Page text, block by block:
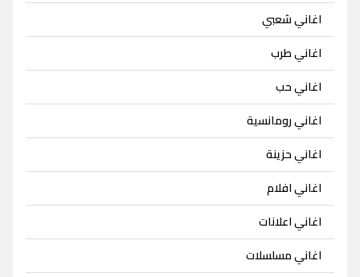
اغاني شعبي
اغاني طرب
اغاني حب
اغاني رومانسية
اغاني حزينة
اغاني افلام
اغاني اعلانات
اغاني مسلسلات